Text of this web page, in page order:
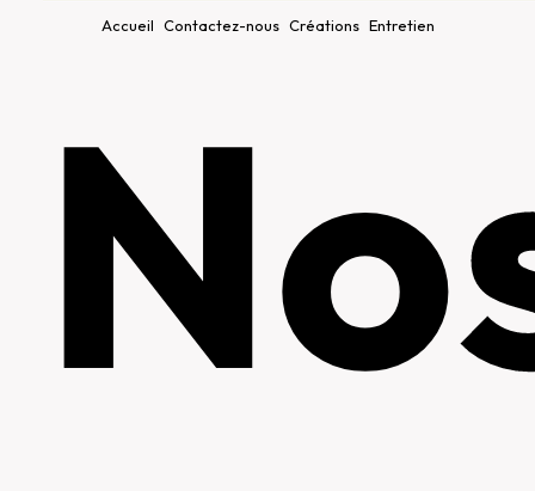
Accueil Contactez-nous Créations Entretien